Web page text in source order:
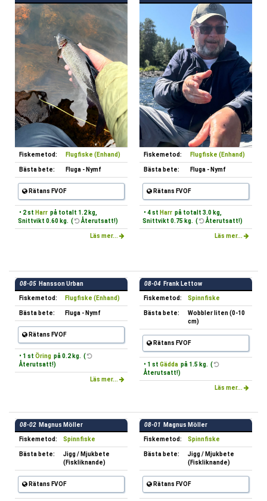
Fiskemetod: Flugfiske (Enhand)
Bästa bete: Fluga - Nymf
Rätans FVOF
• 2 st Harr på totalt 1.2 kg,
Snittvikt 0.60 kg. (
Återutsatt!)
Läs mer...
Fiskemetod: Flugfiske (Enhand)
Bästa bete: Fluga - Nymf
Rätans FVOF
• 4 st Harr på totalt 3.0 kg,
Snittvikt 0.75 kg. (
Återutsatt!)
Läs mer...
08-05 Hansson Urban
Fiskemetod: Flugfiske (Enhand)
Bästa bete: Fluga - Nymf
Rätans FVOF
• 1 st Öring på 0.2 kg. (
Återutsatt!)
Läs mer...
08-04 Frank Lettow
Fiskemetod: Spinnfiske
Bästa bete:
Wobbler liten (0-10
cm)
Rätans FVOF
• 1 st Gädda på 1.5 kg. (
Återutsatt!)
Läs mer...
08-02 Magnus Möller
Fiskemetod: Spinnfiske
Bästa bete:
Jigg / Mjukbete
(Fiskliknande)
Rätans FVOF
08-01 Magnus Möller
Fiskemetod: Spinnfiske
Bästa bete:
Jigg / Mjukbete
(Fiskliknande)
Rätans FVOF